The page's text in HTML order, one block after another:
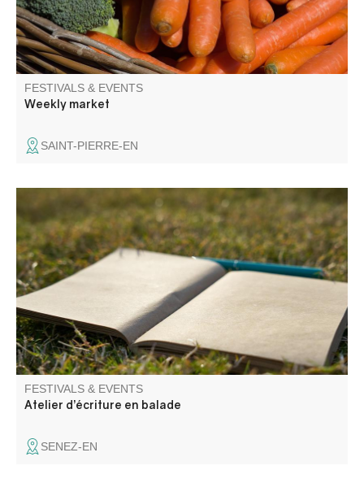
FESTIVALS & EVENTS
Weekly market
SAINT-PIERRE-EN
Entre ciel, pierres et chemins, venez cueillir les mots là où
le paysage les murmure. La CCAPV vous invite à un
atelier mêlant balade et temps d’écriture, pour explorer le
territoire autrement et laisser émerger votre expression.
FESTIVALS & EVENTS
Atelier d’écriture en balade
SENEZ-EN